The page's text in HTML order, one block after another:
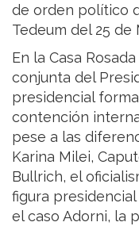
de orden político
Tedeum del 25 de
En la Casa
conjunta del
presidencial
contención
pese a las
Karina Milei,
Bullrich, el
figura
el caso Adorni, la